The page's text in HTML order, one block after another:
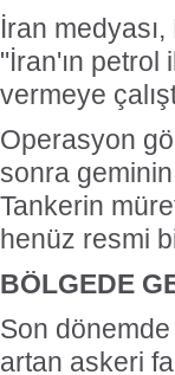
İran
"İran'ın petrol
vermeye
Operasyon
sonra
Tankerin
henüz resmi
BÖLGEDE
Son
artan askeri